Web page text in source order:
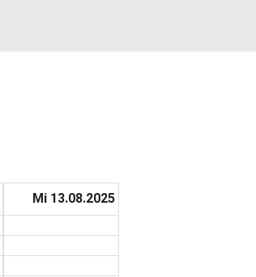
Mi 13.08.2025